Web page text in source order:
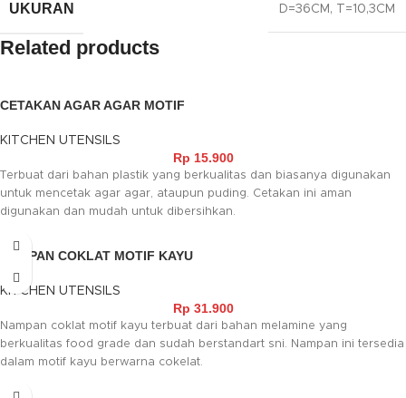
UKURAN D=36CM, T=10,3CM
Related products
CETAKAN AGAR AGAR MOTIF
KITCHEN UTENSILS
Rp 15.900
Terbuat dari bahan plastik yang berkualitas dan biasanya digunakan
untuk mencetak agar agar, ataupun puding. Cetakan ini aman
digunakan dan mudah untuk dibersihkan.
NAMPAN COKLAT MOTIF KAYU
KITCHEN UTENSILS
Rp 31.900
Nampan coklat motif kayu terbuat dari bahan melamine yang
berkualitas food grade dan sudah berstandart sni. Nampan ini tersedia
dalam motif kayu berwarna cokelat.